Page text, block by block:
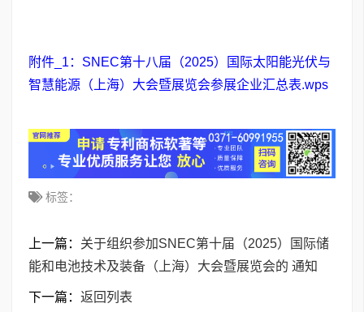
附件_1：SNEC第十八届（2025）国际太阳能光伏与
智慧能源（上海）大会暨展览会参展企业汇总表.wps
标签：
上一篇： 关于组织参加SNEC第十届（2025）国际储
能和电池技术及装备（上海）大会暨展览会的 通知
下一篇： 返回列表